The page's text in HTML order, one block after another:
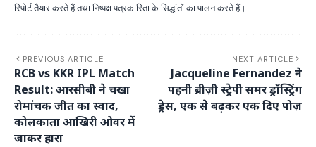
रिपोर्ट तैयार करते हैं तथा निष्पक्ष पत्रकारिता के सिद्धांतों का पालन करते हैं।
PREVIOUS ARTICLE
RCB vs KKR IPL Match
Result: आरसीबी ने चखा
रोमांचक जीत का स्वाद,
कोलकाता आखिरी ओवर में
जाकर हारा
NEXT ARTICLE
Jacqueline Fernandez ने
पहनी ब्रीज़ी स्ट्रेपी समर ड्रॉस्ट्रिंग
ड्रेस, एक से बढ़कर एक दिए पोज़